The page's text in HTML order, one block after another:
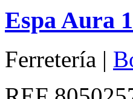
Espa Aura
Ferretería |